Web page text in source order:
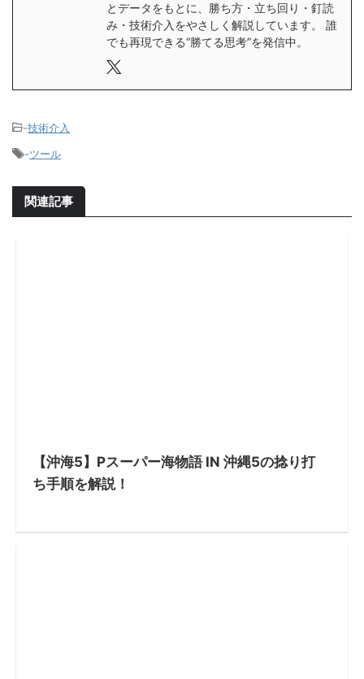
とデータをもとに、勝ち方・立ち回り・釘読
み・技術介入をやさしく解説しています。 誰
でも再現できる“勝てる思考”を発信中。
-技術介入
-ツール
関連記事
【沖海5】Pスーパー海物語 IN 沖縄5の捻り打
ち手順を解説！